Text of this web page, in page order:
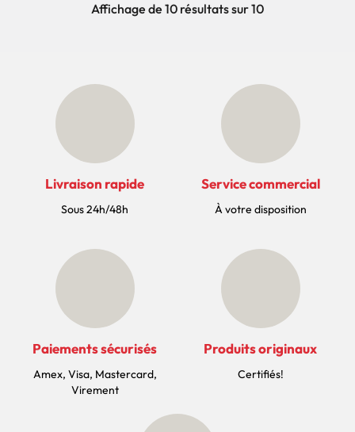
Affichage de 10 résultats sur 10
Livraison rapide
Sous 24h/48h
Service commercial
À votre disposition
Paiements sécurisés
Amex, Visa, Mastercard,
Virement
Produits originaux
Certifiés!